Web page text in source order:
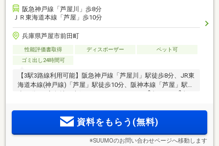
阪急神戸線「芦屋川」歩8分
ＪＲ東海道本線「芦屋」歩10分
兵庫県芦屋市前田町
性能評価書取得 ディスポーザー
ペット可
ゴミ出し24時間可
【3駅3路線利用可能】阪急神戸線「芦屋川」駅徒歩8分、JR東
海道本線(神戸線)「芦屋」駅徒歩10分、阪神本線「芦屋」駅徒
2 2
イバシーに配慮した内廊下設計と各階ごみ置き場
資料をもらう(無料)
※SUUMOのお問い合わせページへ移動します